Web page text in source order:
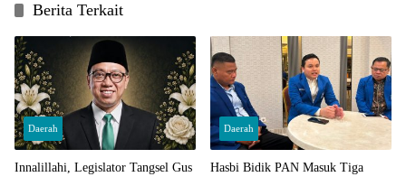
Berita Terkait
Daerah
Innalillahi, Legislator Tangsel Gus
Daerah
Hasbi Bidik PAN Masuk Tiga